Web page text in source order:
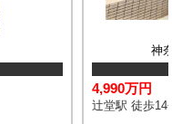
神
4,990万円
辻堂駅 徒歩14